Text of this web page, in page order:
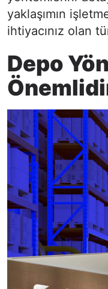
yaklaşımın
ihtiyacınız olan
Depo